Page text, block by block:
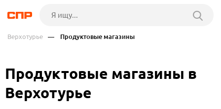
Верхотурье — Продуктовые магазины
Продуктовые магазины в
Верхотурье